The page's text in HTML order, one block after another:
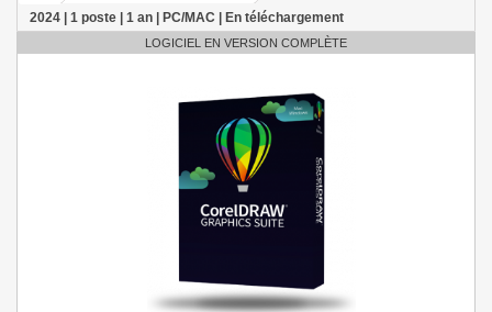
2024 | 1 poste | 1 an | PC/MAC | En téléchargement
LOGICIEL EN VERSION COMPLÈTE